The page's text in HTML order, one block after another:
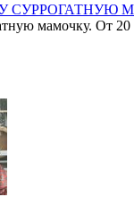
СУРРОГАТНУЮ
мамочку. От 20